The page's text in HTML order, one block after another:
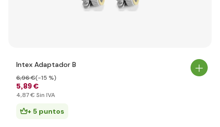
Intex Adaptador B
5,89 €
6,96 €(-15 %)
4,87 € Sin IVA
+ 5 puntos